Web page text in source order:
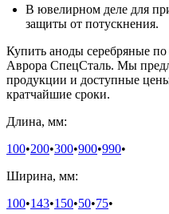
В ювелирном деле для
защиты от потускнения.
Купить аноды серебряные
Аврора СпецСталь. Мы
продукции и доступные
кратчайшие сроки.
Длина, мм:
100•200•300•900•990•
Ширина, мм:
100•143•150•50•75•